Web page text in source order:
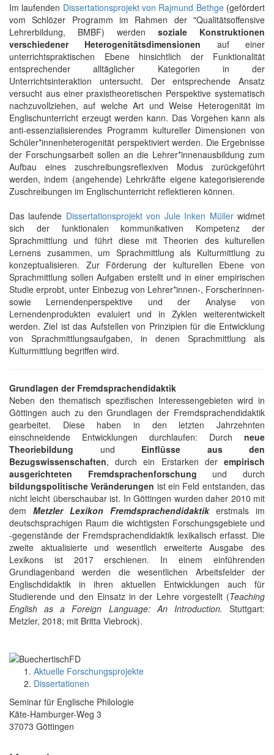
Im laufenden Dissertationsprojekt von Rajmund Bethge(gefördert
vom Schlözer Programm im Rahmen der "Qualitätsoffensive
Lehrerbildung, BMBF) werden soziale Konstruktionen
verschiedener Heterogenitätsdimensionen auf einer
unterrichtspraktischen Ebene hinsichtlich der Funktionalität
entsprechender alltäglicher Kategorien in der
Unterrichtsinteraktion untersucht. Der entsprechende Ansatz
versucht aus einer praxistheoretischen Perspektive systematisch
nachzuvollziehen, auf welche Art und Weise Heterogenität im
Englischunterricht erzeugt werden kann. Das Vorgehen kann als
anti-essenzialisierendes Programm kultureller Dimensionen von
Schüler*innenheterogenität perspektiviert werden. Die Ergebnisse
der Forschungsarbeit sollen an die Lehrer*innenausbildung zum
Aufbau eines zuschreibungsreflexiven Modus zurückgeführt
werden, indem (angehende) Lehrkräfte eigene kategorisierende
Zuschreibungen im Englischunterricht reflektieren können.
Das laufende Dissertationsprojekt von Jule Inken Müllerwidmet
sich der funktionalen kommunikativen Kompetenz der
Sprachmittlung und führt diese mit Theorien des kulturellen
Lernens zusammen, um Sprachmittlung als Kulturmittlung zu
konzeptualisieren. Zur Förderung der kulturellen Ebene von
Sprachmittlung sollen Aufgaben erstellt und in einer empirischen
Studie erprobt, unter Einbezug von Lehrer*innen-, Forscherinnen-
sowie Lernendenperspektive und der Analyse von
Lernendenprodukten evaluiert und in Zyklen weiterentwickelt
werden. Ziel ist das Aufstellen von Prinzipien für die Entwicklung
von Sprachmittlungsaufgaben, in denen Sprachmittlung als
Kulturmittlung begriffen wird.
Grundlagen der Fremdsprachendidaktik
Neben den thematisch spezifischen Interessengebieten wird in
Göttingen auch zu den Grundlagen der Fremdsprachendidaktik
gearbeitet. Diese haben in den letzten Jahrzehnten
einschneidende Entwicklungen durchlaufen: Durch neue
Theoriebildung und Einflüsse aus den
Bezugswissenschaften, durch ein Erstarken der empirisch
ausgerichteten Fremdsprachenforschung und durch
bildungspolitische Veränderungen ist ein Feld entstanden, das
nicht leicht überschaubar ist. In Göttingen wurden daher 2010 mit
dem Metzler Lexikon Fremdsprachendidaktikerstmals im
deutschsprachigen Raum die wichtigsten Forschungsgebiete und
-gegenstände der Fremdsprachendidaktik lexikalisch erfasst. Die
zweite aktualisierte und wesentlich erweiterte Ausgabe des
Lexikons ist 2017 erschienen. In einem einführenden
Grundlagenband werden die wesentlichen Arbeitsfelder der
Englischdidaktik in ihren aktuellen Entwicklungen auch für
Studierende und den Einsatz in der Lehre vorgestellt (Teaching
English as a Foreign Language: An Introduction. Stuttgart:
Metzler, 2018; mit Britta Viebrock).
Aktuelle Forschungsprojekte
Dissertationen
Seminar für Englische Philologie
Käte-Hamburger-Weg 3
37073 Göttingen